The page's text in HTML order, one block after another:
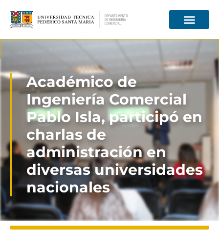
Académico de
Ingeniería Comercial
Pablo Isla, participó en
charlas de
administración en
diversas universidades
nacionales